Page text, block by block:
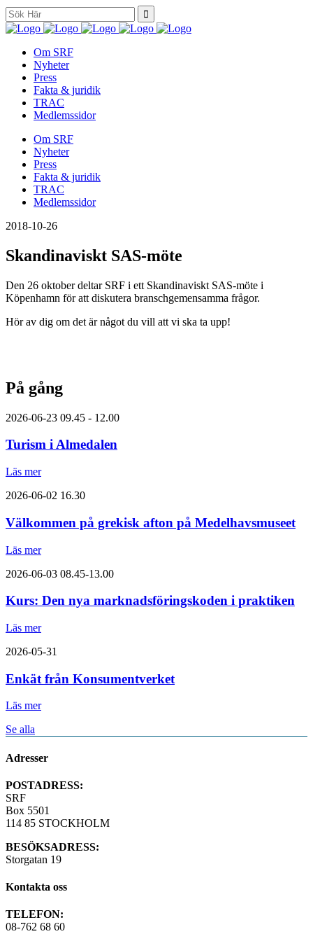
Search
for:
Om SRF
Nyheter
Press
Fakta & juridik
TRAC
Medlemssidor
Om SRF
Nyheter
Press
Fakta & juridik
TRAC
Medlemssidor
2018-10-26
Skandinaviskt SAS-möte
Den 26 oktober deltar SRF i ett Skandinaviskt SAS-möte i
Köpenhamn för att diskutera branschgemensamma frågor.
Hör av dig om det är något du vill att vi ska ta upp!
På gång
2026-06-23 09.45 - 12.00
Turism i Almedalen
Läs mer
2026-06-02 16.30
Välkommen på grekisk afton på Medelhavsmuseet
Läs mer
2026-06-03 08.45-13.00
Kurs: Den nya marknadsföringskoden i praktiken
Läs mer
2026-05-31
Enkät från Konsumentverket
Läs mer
Se alla
Adresser
POSTADRESS:
SRF
Box 5501
114 85 STOCKHOLM
BESÖKSADRESS:
Storgatan 19
Kontakta oss
TELEFON:
08-762 68 60